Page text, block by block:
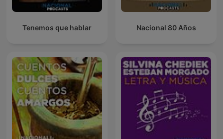
Tenemos que hablar Nacional 80 Años